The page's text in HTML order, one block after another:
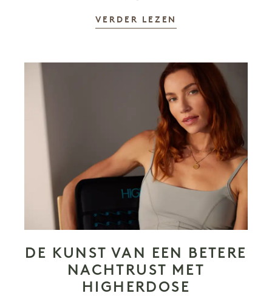
VERDER LEZEN
DE KUNST VAN EEN BETERE
NACHTRUST MET
HIGHERDOSE